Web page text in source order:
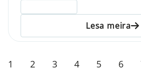
Lesa meira
1 2 3 4 5 6